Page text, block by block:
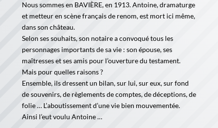
Nous sommes en BAVIÈRE, en 1913. Antoine, dramaturge
et metteur en scène français de renom, est mort ici même,
dans son château.
Selon ses souhaits, son notaire a convoqué tous les
personnages importants de sa vie : son épouse, ses
maîtresses et ses amis pour l’ouverture du testament.
Mais pour quelles raisons ?
Ensemble, ils dressent un bilan, sur lui, sur eux, sur fond
de souvenirs, de règlements de comptes, de déceptions, de
folie … L’aboutissement d’une vie bien mouvementée.
Ainsi l’eut voulu Antoine …